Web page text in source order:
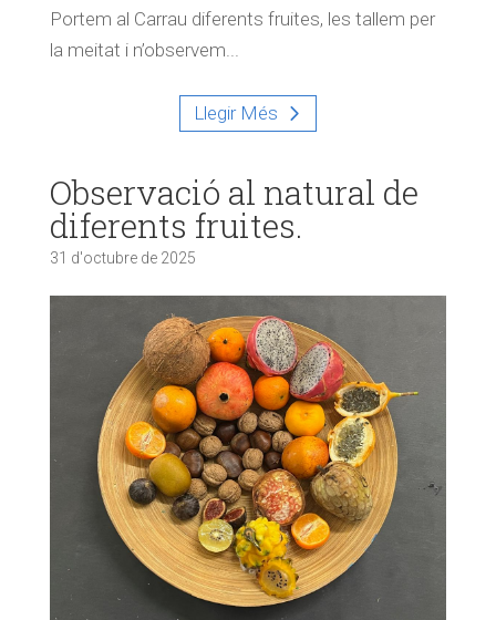
Portem al Carrau diferents fruites, les tallem per
la meitat i n’observem...
Llegir Més
Observació al natural de
diferents fruites.
31 d'octubre de 2025